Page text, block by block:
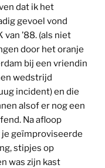
dat ik het
gevoel vond
van ’88. (als niet
door het oranje
bij een vriendin
wedstrijd
incident) en die
alsof er nog een
Na afloop
je geïmproviseerde
stipjes op
was zijn kast